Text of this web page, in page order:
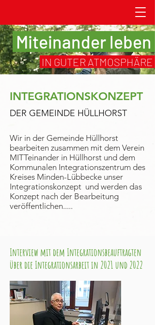
Miteinander leben
IN GUTER ATMOSPHÄRE
INTEGRATIONSKONZEPT
DER GEMEINDE HÜLLHORST
Wir in der Gemeinde Hüllhorst
bearbeiten zusammen mit dem Verein
MITTeinander in Hüllhorst und dem
Kommunalen Integrationszentrum des
Kreises Minden-Lübbecke unser
Integrationskonzept und werden das
Konzept nach der Bearbeitung
veröffentlichen.....
Interview mit dem Integrationsbeauftragten
über die Integrationsarbeit in 2021 und 2022